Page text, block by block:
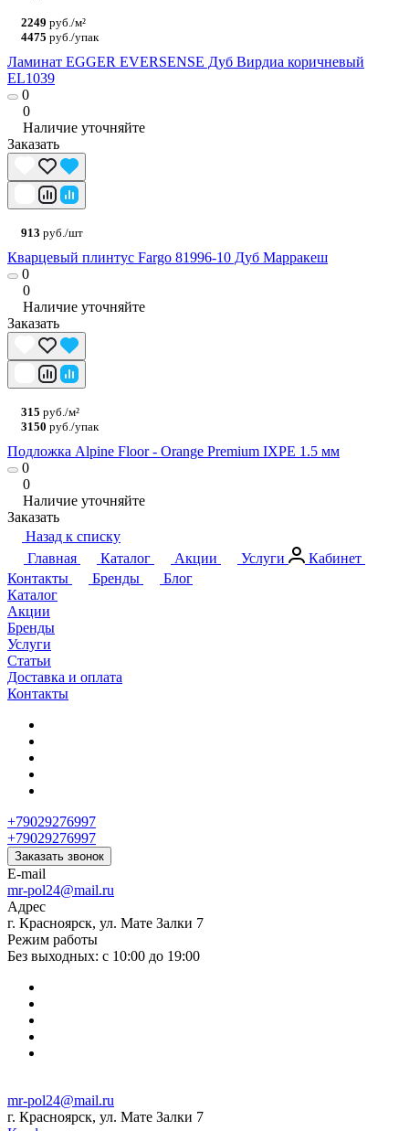
2249 руб./м²
4475 руб./упак
Ламинат EGGER EVERSENSE Дуб Вирдиа коричневый
EL1039
0
0
Наличие уточняйте
Заказать
913 руб./шт
Кварцевый плинтус Fargo 81996-10 Дуб Марракеш
0
0
Наличие уточняйте
Заказать
315 руб./м²
3150 руб./упак
Подложка Alpine Floor - Orange Premium IXPE 1.5 мм
0
0
Наличие уточняйте
Заказать
Назад к списку
Главная
Каталог Акции Услуги
Кабинет
Контакты
Бренды
Блог
Каталог
Акции
Бренды
Услуги
Статьи
Доставка и оплата
Контакты
+79029276997
+79029276997
Заказать звонок
E-mail
mr-pol24@mail.ru
Адрес
г. Красноярск, ул. Мате Залки 7
Режим работы
Без выходных: с 10:00 до 19:00
mr-pol24@mail.ru
г. Красноярск, ул. Мате Залки 7